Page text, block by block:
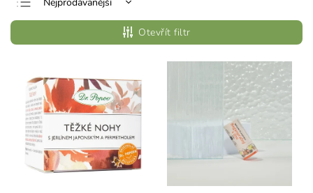
Nejlevnější
Nejdražší
Otevřít filtr